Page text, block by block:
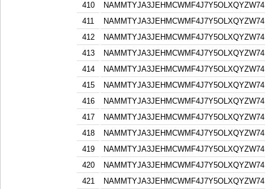
410
411
412
413
414
415
416
417
418
419
420
421